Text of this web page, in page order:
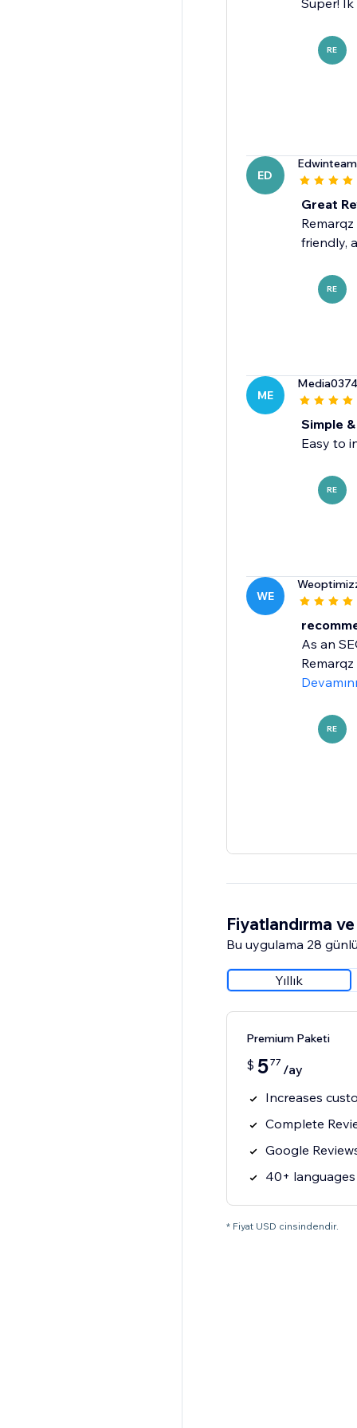
Super!
RE
ED
Edwinteam
Great
friendly,
RE
ME
Media0374
Simple
Easy to
RE
WE
As an
RE
Fiyatlandırma
Bu uygulama 28
Yıllık
Premium Paketi
$ 577 /ay
Increases
Complete
Google
40+
* Fiyat USD cinsindendir.